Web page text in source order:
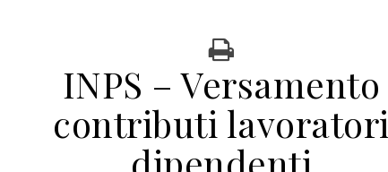
INPS – Versamento
contributi lavoratori